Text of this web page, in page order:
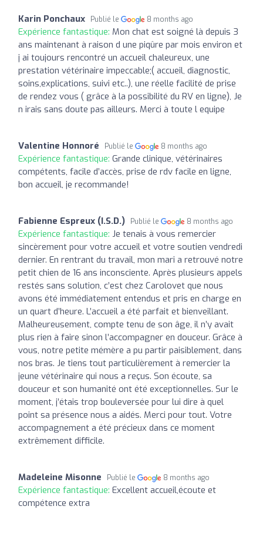
Karin Ponchaux Publié le 8 months ago
Expérience fantastique: Mon chat est soigné là depuis 3
ans maintenant à raison d une piqûre par mois environ et
j ai toujours rencontré un accueil chaleureux, une
prestation vétérinaire impeccable;( accueil, diagnostic,
soins,explications, suivi etc..), une réelle facilité de prise
de rendez vous ( grâce à la possibilité du RV en ligne), Je
n irais sans doute pas ailleurs. Merci à toute l equipe
Valentine Honnoré Publié le 8 months ago
Expérience fantastique: Grande clinique, vétérinaires
compétents, facile d’accès, prise de rdv facile en ligne,
bon accueil, je recommande!
Fabienne Espreux (I.S.D.) Publié le 8 months ago
Expérience fantastique: Je tenais à vous remercier
sincèrement pour votre accueil et votre soutien vendredi
dernier. En rentrant du travail, mon mari a retrouvé notre
petit chien de 16 ans inconsciente. Après plusieurs appels
restés sans solution, c’est chez Carolovet que nous
avons été immédiatement entendus et pris en charge en
un quart d’heure. L’accueil a été parfait et bienveillant.
Malheureusement, compte tenu de son âge, il n’y avait
plus rien à faire sinon l’accompagner en douceur. Grâce à
vous, notre petite mémère a pu partir paisiblement, dans
nos bras. Je tiens tout particulièrement à remercier la
jeune vétérinaire qui nous a reçus. Son écoute, sa
douceur et son humanité ont été exceptionnelles. Sur le
moment, j’étais trop bouleversée pour lui dire à quel
point sa présence nous a aidés. Merci pour tout. Votre
accompagnement a été précieux dans ce moment
extrêmement difficile.
Madeleine Misonne Publié le 8 months ago
Expérience fantastique: Excellent accueil,écoute et
compétence extra